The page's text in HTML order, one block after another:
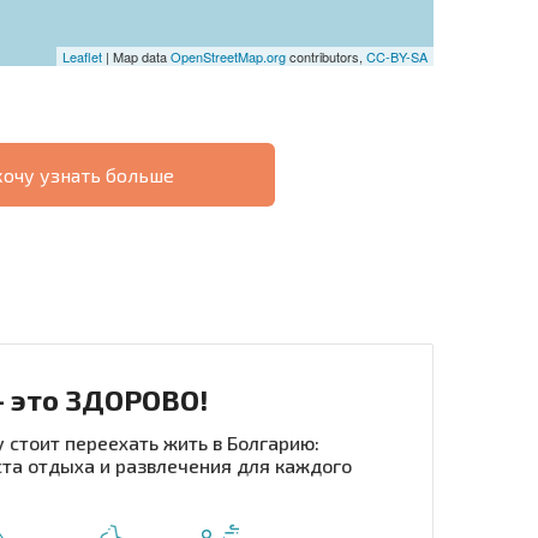
Leaflet | Map dataOpenStreetMap.orgcontributors, CC-BY-SA
узнать больше
| Нажимая кнопку, вы разрешаете
это ЗДОРОВО!
переехать жить в Болгарию:
отдыха и развлечения для каждого